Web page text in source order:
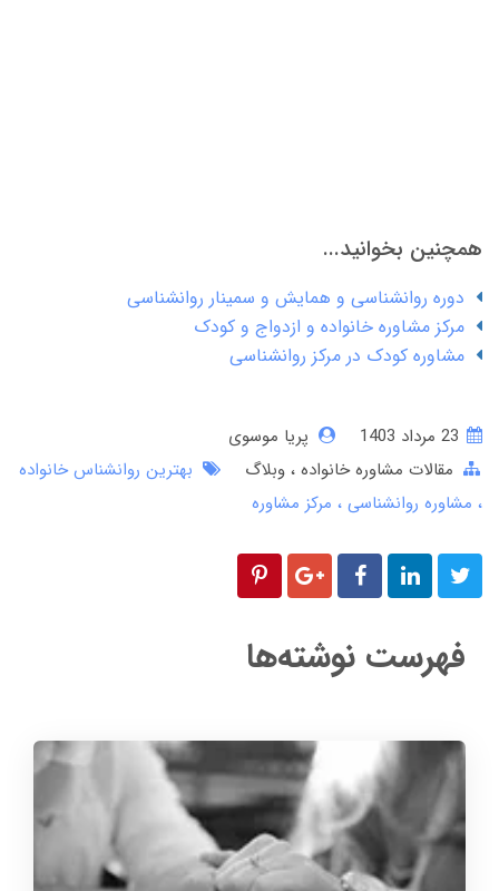
همچنین بخوانید...
دوره روانشناسی و همایش و سمینار روانشناسی
مرکز مشاوره خانواده و ازدواج و کودک
مشاوره کودک در مرکز روانشناسی
پریا موسوی
مقالات مشاوره خانواده وبلاگ
بهترین روانشناس خانواده
مشاوره روانشناسی
مرکز مشاوره
فهرست نوشته‌ها